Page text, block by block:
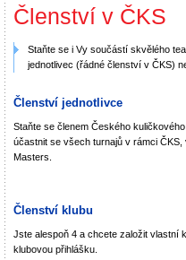
Členství v ČKS
Staňte se i Vy součástí skvělého
jednotlivec (řádné členství v ČKS)
Členství jednotlivce
Staňte se členem Českého
účastnit se všech turnajů v rámci
Masters.
Členství klubu
Jste alespoň 4 a chcete založit vlastní
klubovou přihlášku.